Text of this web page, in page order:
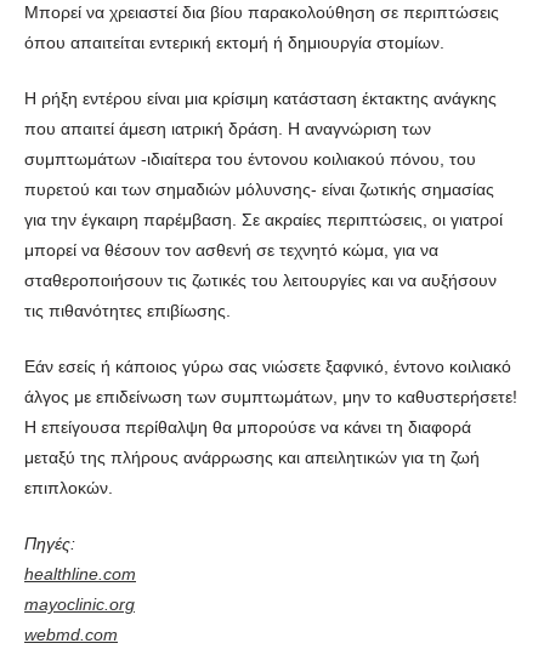
Μπορεί να χρειαστεί δια βίου παρακολούθηση σε περιπτώσεις
όπου απαιτείται εντερική εκτομή ή δημιουργία στομίων.
Η ρήξη εντέρου είναι μια κρίσιμη κατάσταση έκτακτης ανάγκης
που απαιτεί άμεση ιατρική δράση. Η αναγνώριση των
συμπτωμάτων -ιδιαίτερα του έντονου κοιλιακού πόνου, του
πυρετού και των σημαδιών μόλυνσης- είναι ζωτικής σημασίας
για την έγκαιρη παρέμβαση. Σε ακραίες περιπτώσεις, οι γιατροί
μπορεί να θέσουν τον ασθενή σε τεχνητό κώμα, για να
σταθεροποιήσουν τις ζωτικές του λειτουργίες και να αυξήσουν
τις πιθανότητες επιβίωσης.
Εάν εσείς ή κάποιος γύρω σας νιώσετε ξαφνικό, έντονο κοιλιακό
άλγος με επιδείνωση των συμπτωμάτων, μην το καθυστερήσετε!
Η επείγουσα περίθαλψη θα μπορούσε να κάνει τη διαφορά
μεταξύ της πλήρους ανάρρωσης και απειλητικών για τη ζωή
επιπλοκών.
Πηγές:
healthline.com
mayoclinic.org
webmd.com